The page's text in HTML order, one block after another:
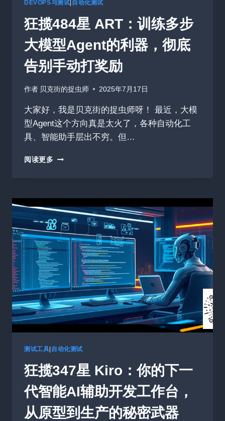
性
增
强
版
告
诉
答
案！
DEVOPS与测试 自动化测试
狂揽484星 ART：训练多步
大模型Agent的利器，彻底
告别手动打奖励
作者 贝克街的捉虫师 2025年7月17日
大家好，我是贝克街的捉虫师呀！ 最近，大模
型Agent这个方向真是太火了，各种自动化工
具、智能助手层出不穷。但…
阅读更多
ART：
训
练
多
步
大
模
型
AGENT
的
利
器，
彻
告
手
打
奖
励
测试工具| 自动化测试
狂揽347星 Kiro：你的下一
代智能AI辅助开发工作台，
从原型到生产的秘密武器